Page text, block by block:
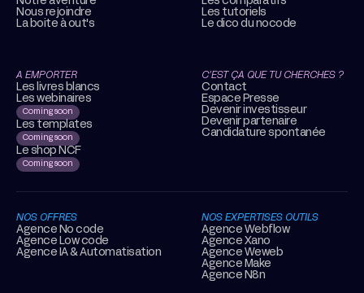
Nous rejoindre
La boite à out's
Les tutoriels
Le dico du nocode
A EMPORTER
Les livres blancs
Les webinaires
Coming soon
Les templates
Coming soon
Le shop NCF
Coming soon
C’EST ÇA QUE TU CHERCHES ?
Contact
Espace Presse
Devenir investisseur
Devenir partenaire
Candidature spontanée
NOS OFFRES
Agence No code
Agence Low code
Agence IA & Automatisation
NOS EXPERTISES OUTILS
Agence Webflow
Agence Xano
Agence Weweb
Agence Make
Agence N8n